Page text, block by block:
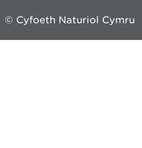
© Cyfoeth Naturiol Cymru